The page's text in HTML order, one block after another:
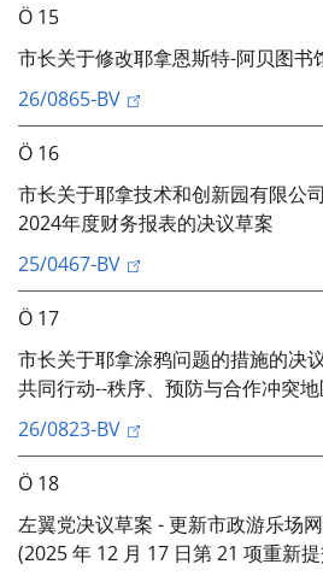
Ö 15
市长关于修改耶拿恩斯特-阿贝图书
26/0865-BV
Ö 16
市长关于耶拿技术和创新园有限公
2024年度财务报表的决议草案
25/0467-BV
Ö 17
市长关于耶拿涂鸦问题的措施的决
共同行动--秩序、预防与合作冲突
26/0823-BV
Ö 18
左翼党决议草案 - 更新市政游乐场
(2025 年 12 月 17 日第 21 项重新提